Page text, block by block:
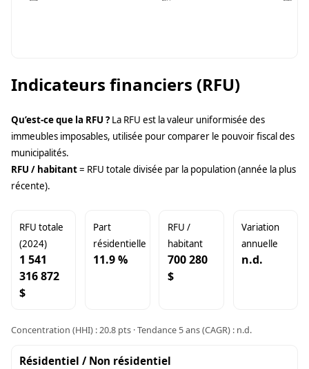
Indicateurs financiers (RFU)
Qu’est-ce que la RFU ? La RFU est la valeur uniformisée des
immeubles imposables, utilisée pour comparer le pouvoir fiscal des
municipalités.
RFU / habitant= RFU totale divisée par la population (année la plus
récente).
RFU totale
(2024)
1 541
316 872
$
Part
résidentielle
11.9 %
RFU /
habitant
700 280
$
Variation
annuelle
n.d.
Concentration (HHI) : 20.8 pts · Tendance 5 ans (CAGR) : n.d.
Résidentiel / Non résidentiel